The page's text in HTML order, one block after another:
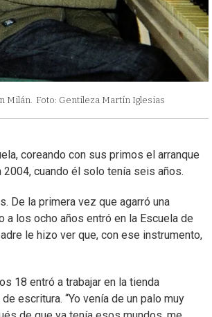
Milán. Foto: Gentileza Martín Iglesias
coreando con sus primos el arranque
2004, cuando él solo tenía seis años.
De la primera vez que agarró una
a los ocho años entró en la Escuela de
le hizo ver que, con ese instrumento,
18 entró a trabajar en la tienda
escritura. “Yo venía de un palo muy